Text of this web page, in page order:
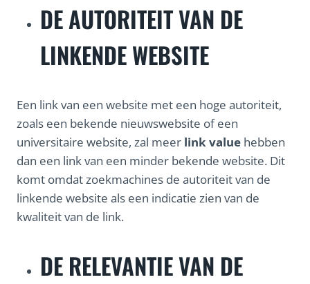
DE AUTORITEIT VAN DE
LINKENDE WEBSITE
Een link van een website met een hoge autoriteit,
zoals een bekende nieuwswebsite of een
universitaire website, zal meer link value hebben
dan een link van een minder bekende website. Dit
komt omdat zoekmachines de autoriteit van de
linkende website als een indicatie zien van de
kwaliteit van de link.
DE RELEVANTIE VAN DE